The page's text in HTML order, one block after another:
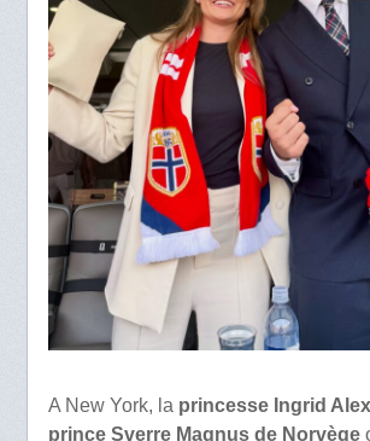
A New York, la princesse Ingrid
prince Sverre Magnus de Norvège